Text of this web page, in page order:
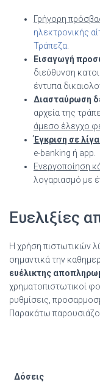
Γρήγορη
ηλεκτρονικής
Τράπεζα
Εισαγωγή
διεύθυνση
έντυπα
Διασταύρωση
αρχεία της
άμεσο έλεγχο
Έγκριση σε
e-banking ή app.
Ενεργοποίηση
λογαριασμό με
Ευελιξίες
Η χρήση πιστωτικών
σημαντικά την
ευέλικτης
χρηματοπιστωτικοί
ρυθμίσεις,
Παρακάτω
Δόσεις